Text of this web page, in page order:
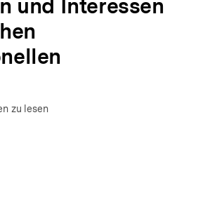
und Interessen
Autor)
zu lesen